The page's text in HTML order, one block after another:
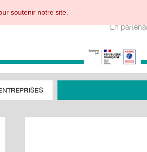
En
soutenir notre site.